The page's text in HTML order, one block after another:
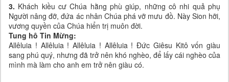
3. Khách kiều cư Chúa hằng phù giúp, những cô nhi quả phụ
Người nâng đỡ, đứa ác nhân Chúa phá vỡ mưu đồ. Này Sion hỡi,
vương quyền của Chúa hiển trị muôn đời.
Tung hô Tin Mừng:
Allêluia ! Allêluia ! Allêluia ! Allêluia ! Đức Giêsu Kitô vốn giàu
sang phú quý, nhưng đã trở nên khó nghèo, để lấy cái nghèo của
mình mà làm cho anh em trở nên giàu có.